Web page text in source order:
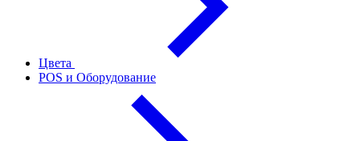
Цвета
POS и Оборудование